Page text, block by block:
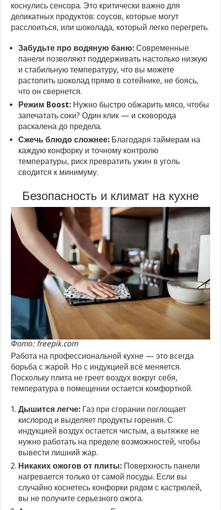
коснулись сенсора. Это критически важно для
деликатных продуктов: соусов, которые могут
расслоиться, или шоколада, который легко перегреть.
Забудьте про водяную баню: Современные
панели позволяют поддерживать настолько низкую
и стабильную температуру, что вы можете
растопить шоколад прямо в сотейнике, не боясь,
что он свернется.
Режим Boost: Нужно быстро обжарить мясо, чтобы
запечатать соки? Один клик — и сковорода
раскалена до предела.
Сжечь блюдо сложнее: Благодаря таймерам на
каждую конфорку и точному контролю
температуры, риск превратить ужин в уголь
сводится к минимуму.
Безопасность и климат на кухне
Фото: freepik.com
Работа на профессиональной кухне — это всегда
борьба с жарой. Но с индукцией всё меняется.
Поскольку плита не греет воздух вокруг себя,
температура в помещении остается комфортной.
Дышится легче: Газ при сгорании поглощает
кислород и выделяет продукты горения. С
индукцией воздух остается чистым, а вытяжке не
нужно работать на пределе возможностей, чтобы
вывести лишний жар.
Никаких ожогов от плиты: Поверхность панели
нагревается только от самой посуды. Если вы
случайно коснетесь конфорки рядом с кастрюлей,
вы не получите серьезного ожога.